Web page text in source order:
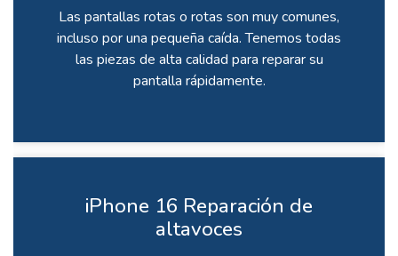
Las pantallas rotas o rotas son muy comunes,
incluso por una pequeña caída. Tenemos todas
las piezas de alta calidad para reparar su
pantalla rápidamente.
iPhone 16 Reparación de
altavoces